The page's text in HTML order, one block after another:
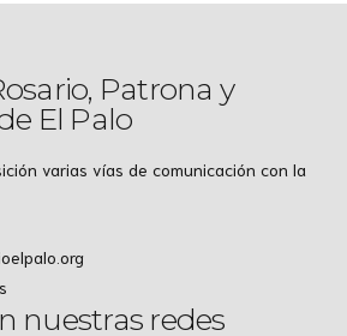
Patrona y
El Palo
varias vías de comunicación con la
nuestras redes